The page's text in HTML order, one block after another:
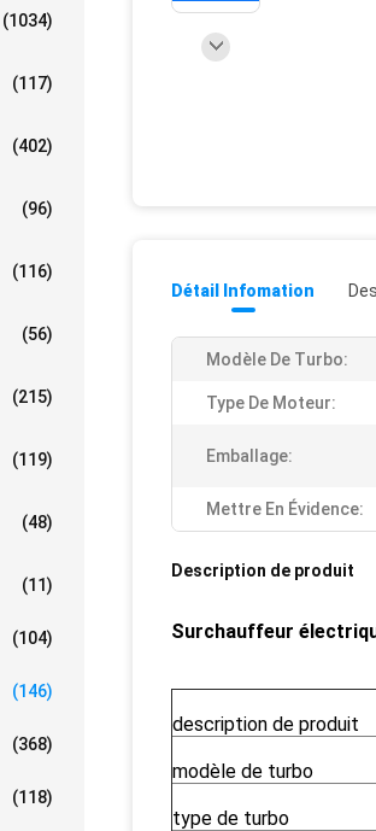
(1034)
(117)
(402)
(96)
(116)
(56)
(215)
(119)
(48)
(11)
(104)
(146)
(368)
(118)
Détail Infomation
Modèle De Turbo:
Type De Moteur:
Emballage:
Mettre En Évidence:
Description de produit
Surchauffeur
description de produit
modèle de turbo
type de turbo